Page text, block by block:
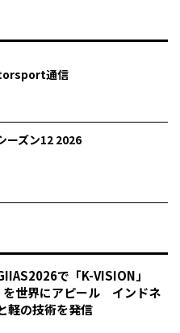
通信
ーズン12 2026
で「K-VISION」
を世界にアピール インドネ
軽の技術を発信